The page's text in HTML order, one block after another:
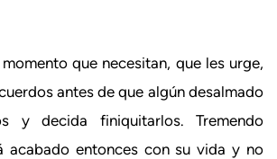
que necesitan, que les urge,
antes de que algún desalmado
y decida finiquitarlos. Tremendo
acabado entonces con su vida y no